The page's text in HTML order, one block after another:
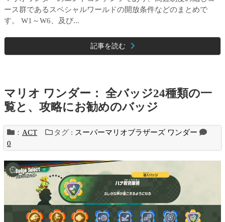
ース群であるスペシャルワールドの開放条件などのまとめで
す。 W1～W6、及び...
記事を読む
マリオ ワンダー： 全バッジ24種類の一
覧と、攻略にお勧めのバッジ
： ACT タグ : スーパーマリオブラザーズ ワンダー
0